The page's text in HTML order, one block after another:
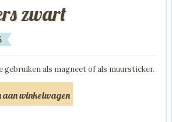
zwart
€4.95.
gebruiken als magneet of als muursticker.
aan winkelwagen